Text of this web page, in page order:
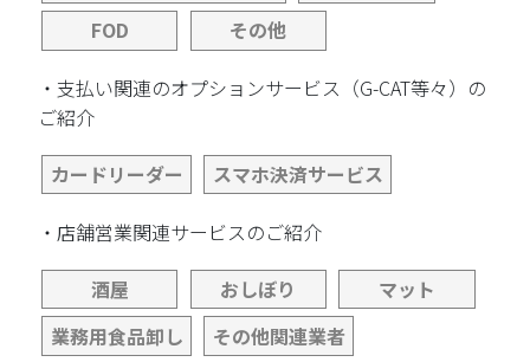
FOD
その他
・支払い関連のオプションサービス（G-CAT等々）の
ご紹介
カードリーダー スマホ決済サービス
・店舗営業関連サービスのご紹介
酒屋 おしぼり
マット
業務用食品卸し
その他関連業者